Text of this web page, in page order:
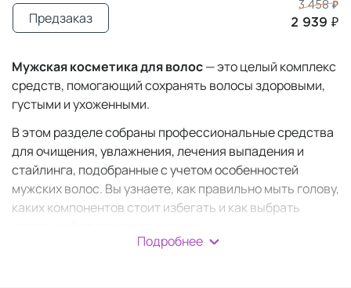
3 458 ₽
2 939 ₽
Предзаказ
Мужская косметика для волос— это целый комплекс
средств, помогающий сохранять волосы здоровыми,
густыми и ухоженными.
В этом разделе собраны профессиональные средства
для очищения, увлажнения, лечения выпадения и
стайлинга, подобранные с учетом особенностей
мужских волос. Вы узнаете, как правильно мыть голову,
каких компонентов стоит избегать и как выбрать
Подробнее